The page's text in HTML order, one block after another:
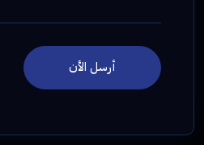
أرسل الأن